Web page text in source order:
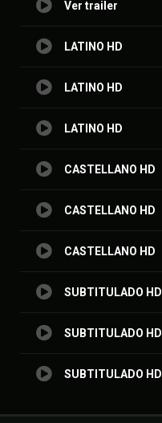
Ver trailer
LATINO HD
LATINO HD
LATINO HD
CASTELLANO HD
CASTELLANO HD
CASTELLANO HD
SUBTITULADO HD
SUBTITULADO HD
SUBTITULADO HD